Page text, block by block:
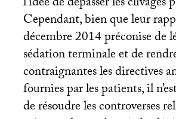
Cependant, bien que leur
décembre 2014 préconise de
sédation terminale et de
contraignantes les directives
fournies par les patients, il
de résoudre les controverses